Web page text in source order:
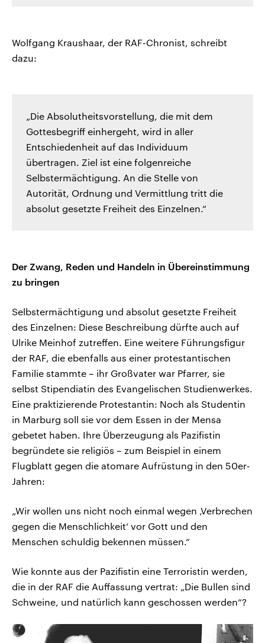
Wolfgang Kraushaar, der RAF-Chronist, schreibt
dazu:
„Die Absolutheitsvorstellung, die mit dem
Gottesbegriff einhergeht, wird in aller
Entschiedenheit auf das Individuum
übertragen. Ziel ist eine folgenreiche
Selbstermächtigung. An die Stelle von
Autorität, Ordnung und Vermittlung tritt die
absolut gesetzte Freiheit des Einzelnen.“
Der Zwang, Reden und Handeln in Übereinstimmung
zu bringen
Selbstermächtigung und absolut gesetzte Freiheit
des Einzelnen: Diese Beschreibung dürfte auch auf
Ulrike Meinhof zutreffen. Eine weitere Führungsfigur
der RAF, die ebenfalls aus einer protestantischen
Familie stammte – ihr Großvater war Pfarrer, sie
selbst Stipendiatin des Evangelischen Studienwerkes.
Eine praktizierende Protestantin: Noch als Studentin
in Marburg soll sie vor dem Essen in der Mensa
gebetet haben. Ihre Überzeugung als Pazifistin
begründete sie religiös – zum Beispiel in einem
Flugblatt gegen die atomare Aufrüstung in den 50er-
Jahren:
„Wir wollen uns nicht noch einmal wegen ‚Verbrechen
gegen die Menschlichkeit‘ vor Gott und den
Menschen schuldig bekennen müssen.“
Wie konnte aus der Pazifistin eine Terroristin werden,
die in der RAF die Auffassung vertrat: „Die Bullen sind
Schweine, und natürlich kann geschossen werden“?